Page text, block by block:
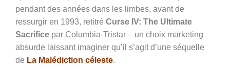
pendant des années dans les limbes, avant de
ressurgir en 1993, retitré Curse IV: The Ultimate
Sacrifice par Columbia-Tristar – un choix marketing
absurde laissant imaginer qu’il s’agit d’une séquelle
de La Malédiction céleste.